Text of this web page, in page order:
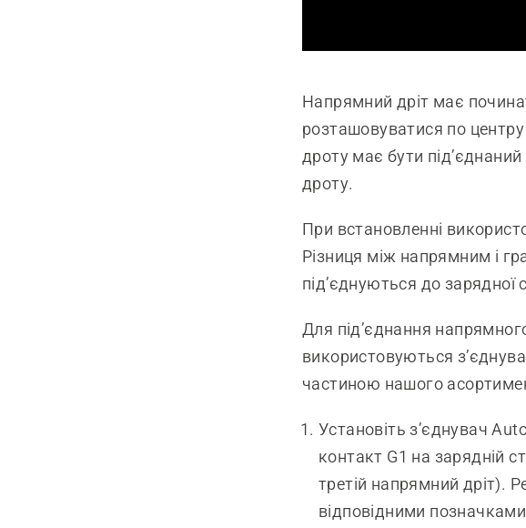
Напрямний дріт має
розташовуватися по
дроту має бути
дроту.
При встановленні
Різниця між напрямним і
під’єднуються до зарядної
Для під’єднання
використовуються
частиною нашого
Установіть з’єднувач
контакт G1 на зарядній
третій напрямний дріт).
відповідними